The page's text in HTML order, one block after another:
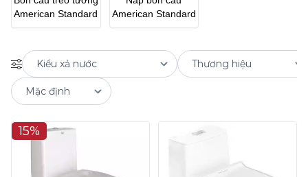
American Standard
American Standard
15%